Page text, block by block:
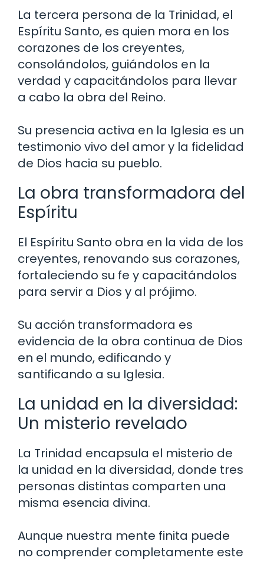
La tercera persona de la Trinidad, el
Espíritu Santo, es quien mora en los
corazones de los creyentes,
consolándolos, guiándolos en la
verdad y capacitándolos para llevar
a cabo la obra del Reino.
Su presencia activa en la Iglesia es un
testimonio vivo del amor y la fidelidad
de Dios hacia su pueblo.
La obra transformadora del
Espíritu
El Espíritu Santo obra en la vida de los
creyentes, renovando sus corazones,
fortaleciendo su fe y capacitándolos
para servir a Dios y al prójimo.
Su acción transformadora es
evidencia de la obra continua de Dios
en el mundo, edificando y
santificando a su Iglesia.
La unidad en la diversidad:
Un misterio revelado
La Trinidad encapsula el misterio de
la unidad en la diversidad, donde tres
personas distintas comparten una
misma esencia divina.
Aunque nuestra mente finita puede
no comprender completamente este